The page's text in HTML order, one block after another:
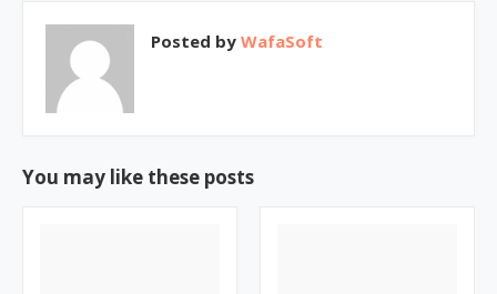
Posted by WafaSoft
You may like these posts